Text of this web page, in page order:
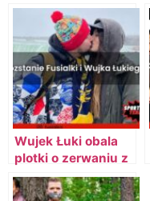
z Latwogang
Wujek Łuki obala
plotki o zerwaniu z
Fusialką
[AKTUALIZACJA]